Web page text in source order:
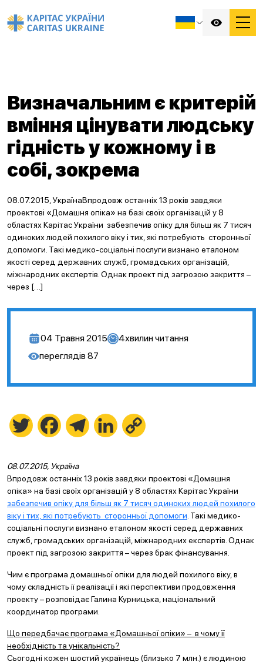
Визначальним є критерій
вміння цінувати людську
гідність у кожному і в
собі, зокрема
08.07.2015, УкраїнаВпродовж останніх 13 років завдяки
проектові «Домашня опіка» на базі своїх організацій у 8
областях Карітас України забезпечив опіку для більш як 7 тисяч
одиноких людей похилого віку і тих, які потребують сторонньої
допомоги. Такі медико-соціальні послуги визнано еталоном
якості серед державних служб, громадських організацій,
міжнародних експертів. Однак проект під загрозою закриття –
через […]
04 Травня 2015 4хвилин читання
переглядів 87
Twitter FacebookTelegramLinkedIn
08.07.2015, Україна
Впродовж останніх 13 років завдяки проектові «Домашня
опіка» на базі своїх організацій у 8 областях Карітас України
забезпечив опіку для більш як 7 тисяч одиноких людей похилого
віку і тих, які потребують сторонньої допомоги . Такі медико-
соціальні послуги визнано еталоном якості серед державних
служб, громадських організацій, міжнародних експертів. Однак
проект під загрозою закриття – через брак фінансування.
Чим є програма домашньої опіки для людей похилого віку, в
чому складність її реалізації і які перспективи продовження
проекту – розповідає Галина Курницька, національний
координатор програми.
Що передбачає програма «Домашньої опіки» – в чому її
необхідність та унікальність?
Сьогодні кожен шостий українець (близько 7 млн.) є людиною